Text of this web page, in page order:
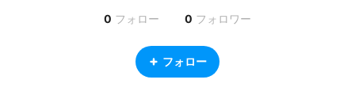
0 フォロー 0 フォロワー
フォロー